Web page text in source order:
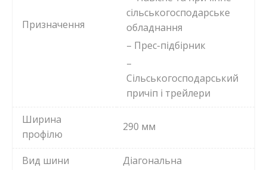
Призначення
сільськогосподарське
обладнання
– Прес-підбірник
–
Сільськогосподарський
причіп і трейлери
Ширина
профілю
290 мм
Вид шини Діагональна